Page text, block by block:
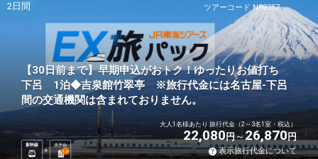
ツアーコード N98357
2日間
【30日前まで】早期申込がおトク！ゆったりお値打ち
下呂 1泊◆吉泉館竹翠亭 ※旅行代金には名古屋-下呂
間の交通機関は含まれておりません。
新幹線
ホテル
1 泊
大人1名様あたり 旅行代金（2～3名1室・税込）
22,080円 26,870円
表示旅行代金について